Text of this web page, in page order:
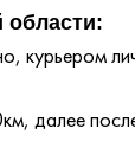
области:
курьером
далее